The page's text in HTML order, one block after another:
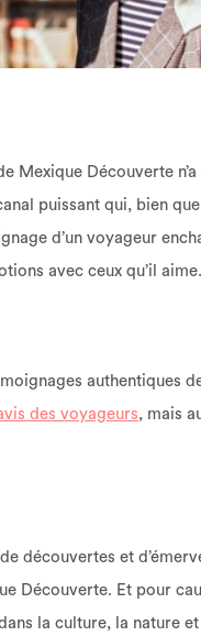
Mexique Découverte
puissant qui, bien
d’un voyageur
avec ceux qu’il aime.
authentiques
des voyageurs, mais
découvertes et
Découverte. Et pour
la culture, la nature